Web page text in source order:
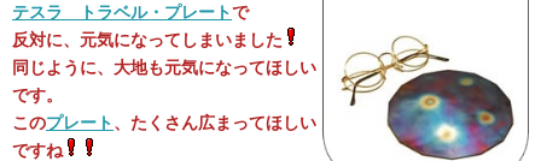
テスラ トラベル・プレートで
反対に、元気になってしまいました
同じように、大地も元気になってほしい
です。
このプレート、たくさん広まってほしい
ですね